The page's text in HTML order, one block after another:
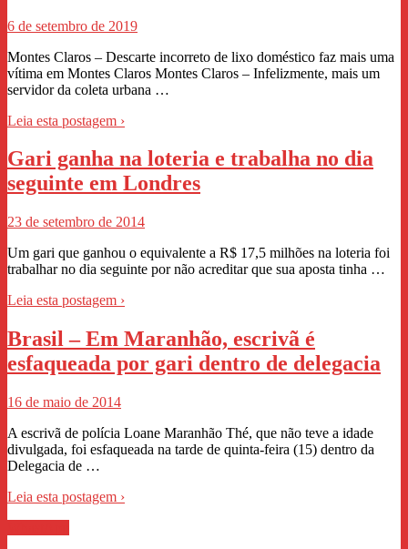
6 de setembro de 2019
Montes Claros – Descarte incorreto de lixo doméstico faz mais uma
vítima em Montes Claros Montes Claros – Infelizmente, mais um
servidor da coleta urbana …
Leia esta postagem ›
Gari ganha na loteria e trabalha no dia
seguinte em Londres
23 de setembro de 2014
Um gari que ganhou o equivalente a R$ 17,5 milhões na loteria foi
trabalhar no dia seguinte por não acreditar que sua aposta tinha …
Leia esta postagem ›
Brasil – Em Maranhão, escrivã é
esfaqueada por gari dentro de delegacia
16 de maio de 2014
A escrivã de polícia Loane Maranhão Thé, que não teve a idade
divulgada, foi esfaqueada na tarde de quinta-feira (15) dentro da
Delegacia de …
Leia esta postagem ›